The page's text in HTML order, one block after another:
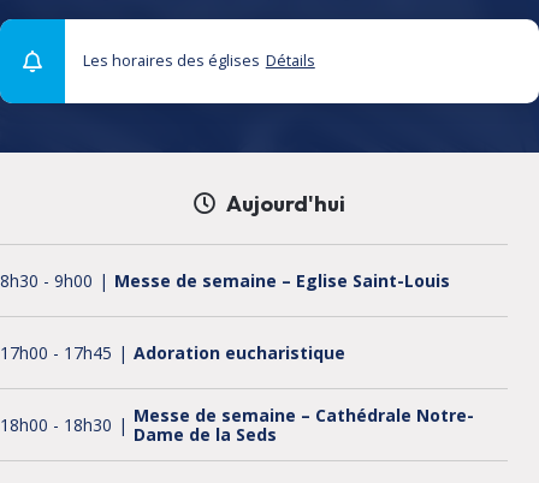
Les horaires des églises Détails
Aujourd'hui
8h30 - 9h00 Messe de semaine – Eglise Saint-Louis
17h00 - 17h45 Adoration eucharistique
18h00 - 18h30
Messe de semaine – Cathédrale Notre-
Dame de la Seds